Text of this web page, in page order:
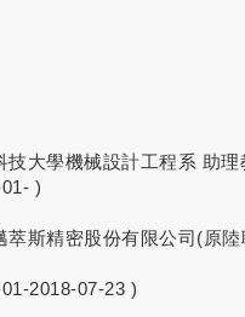
技大學機械設計工程系 助理
)
萃斯精密股份有限公司(原
2018-07-23 )